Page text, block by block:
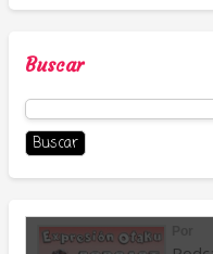
Buscar
Buscar: